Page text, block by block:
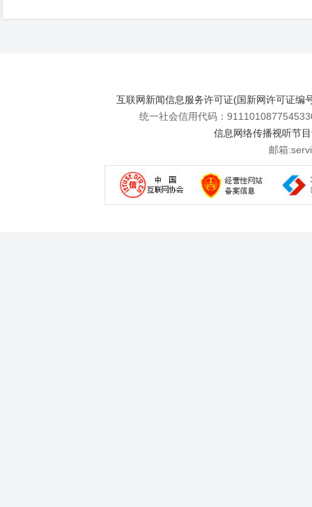
互联网新闻信息服务许可证(国新网许可证编
统一社会信用代码：
信息网络传播视听节
邮箱